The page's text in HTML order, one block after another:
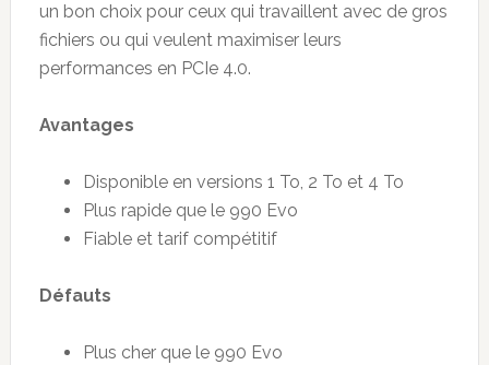
un bon choix pour ceux qui travaillent avec de gros
fichiers ou qui veulent maximiser leurs
performances en PCIe 4.0.
Avantages
Disponible en versions 1 To, 2 To et 4 To
Plus rapide que le 990 Evo
Fiable et tarif compétitif
Défauts
Plus cher que le 990 Evo